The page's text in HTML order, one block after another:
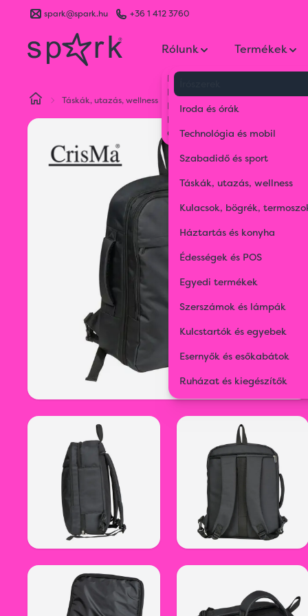
spark@spark.hu +36 1 412 3760
Rólunk
Kik vagyunk
Kapcsolat
Blog
Karrier
Gyakran Ismételt Kérdések
Termékek
Iroda és órák
Technológia és mobil
Szabadidő és sport
Táskák, utazás, wellness
Kulacsok, bögrék,
Háztartás és konyha
Édességek és POS
Egyedi termékek
Szerszámok és lámpák
Kulcstartók és egyebek
Esernyők és esőkabátok
Ruházat és kiegészítők
Táskák, utazás, wellness